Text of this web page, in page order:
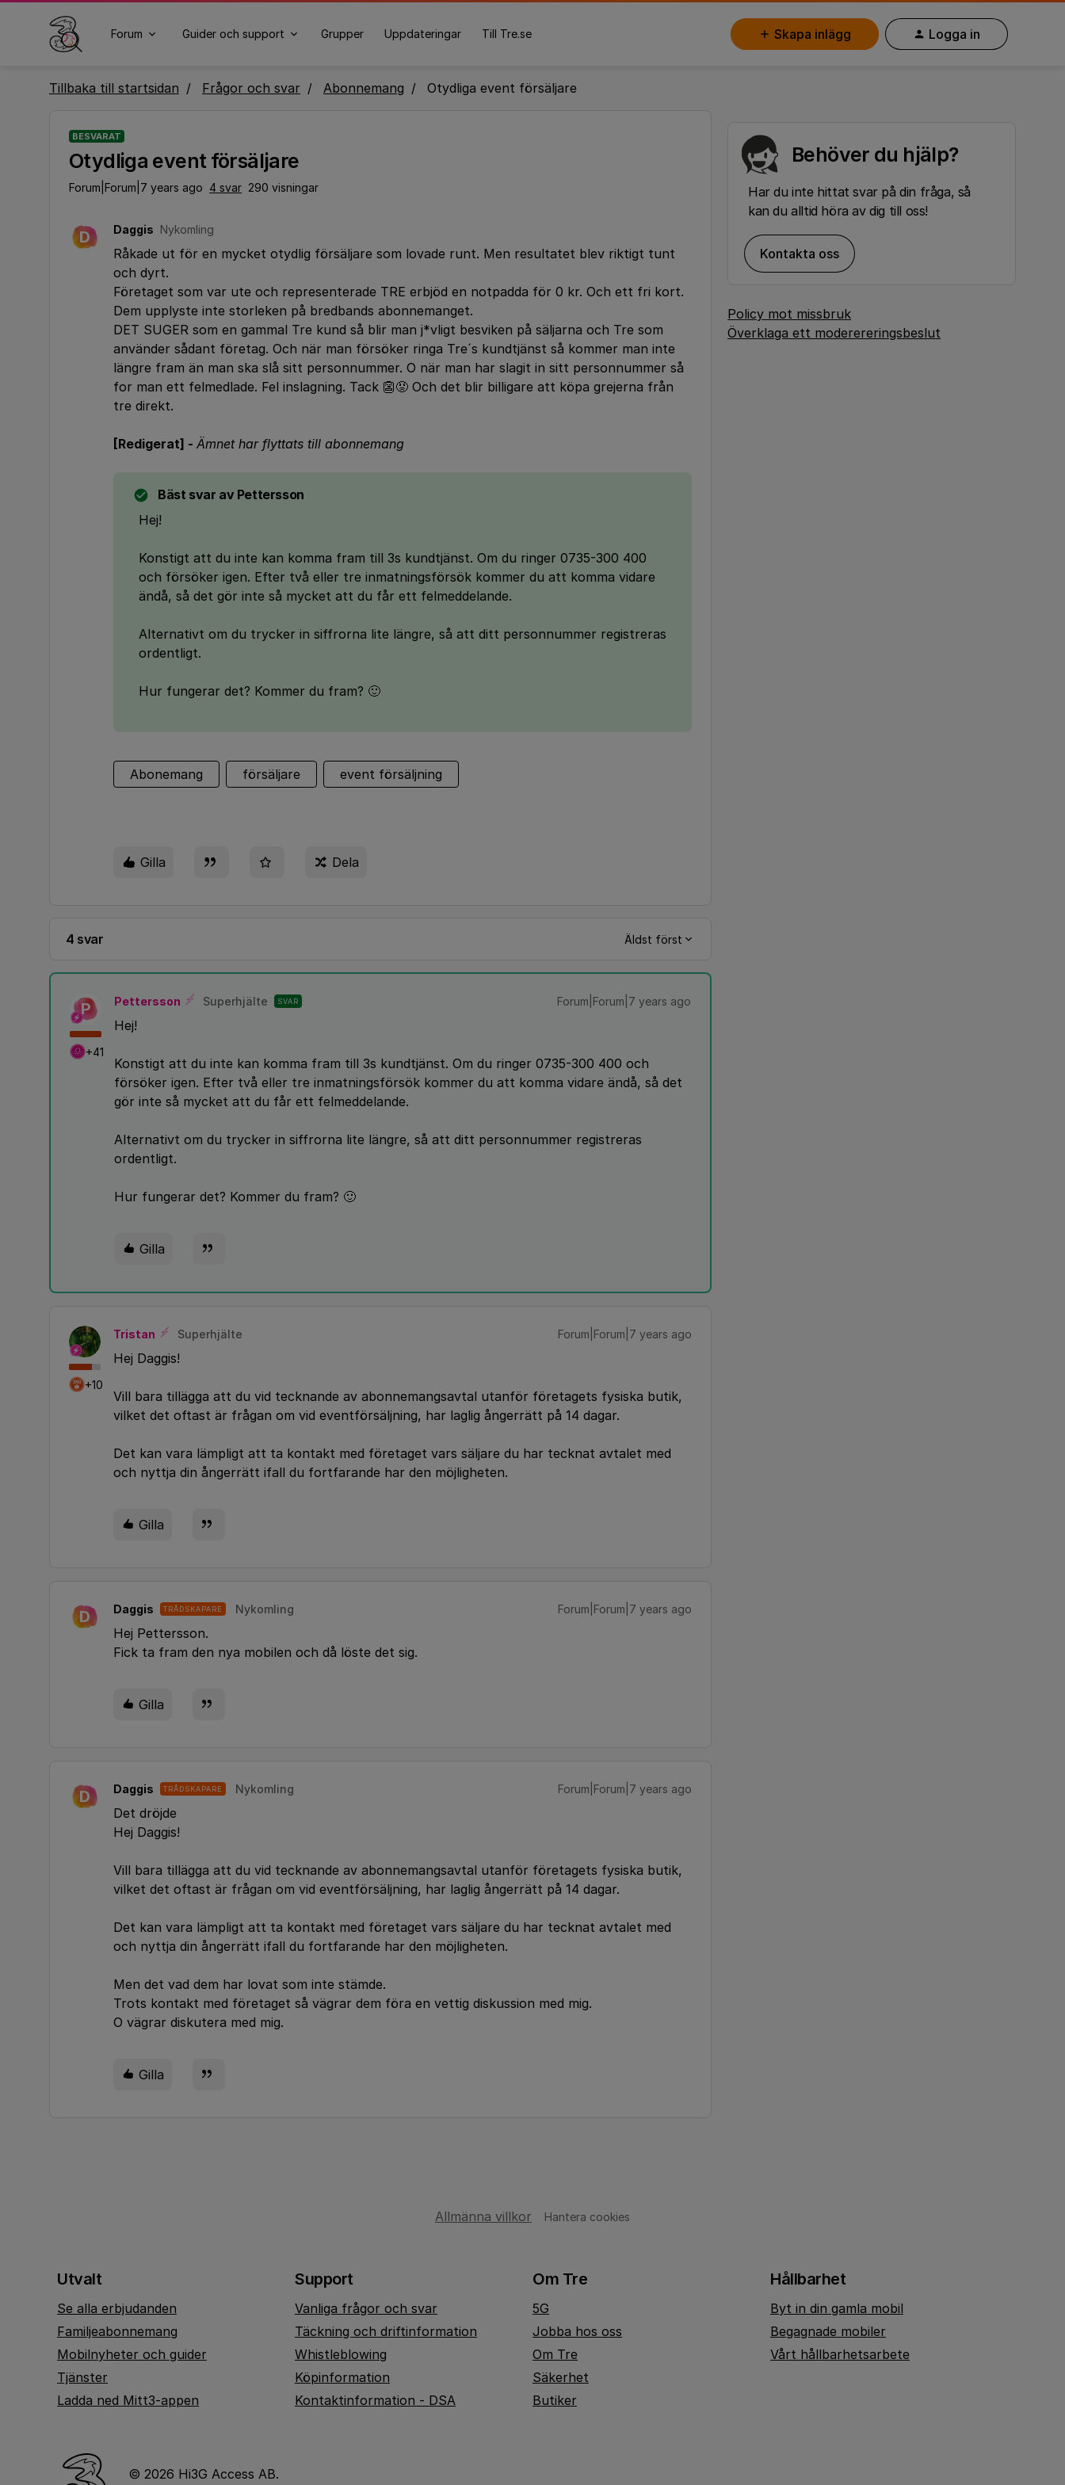
Forum Guider och support Grupper Uppdateringar Till Tre.se Skapa inlägg Logga in
Tillbaka till startsidan Frågor och svar Abonnemang Otydliga event försäljare
BESVARAT
Otydliga event försäljare
Forum|Forum|7 years ago 4 svar 290 visningar
D Daggis Nykomling
Råkade ut för en mycket otydlig försäljare som lovade runt. Men resultatet blev riktigt tunt
och dyrt.
Företaget som var ute och representerade TRE erbjöd en notpadda för 0 kr. Och ett fri kort.
Dem upplyste inte storleken på bredbands abonnemanget.
DET SUGER som en gammal Tre kund så blir man j*vligt besviken på säljarna och Tre som
använder sådant företag. Och när man försöker ringa Tre´s kundtjänst så kommer man inte
längre fram än man ska slå sitt personnummer. O när man har slagit in sitt personnummer så
for man ett felmedlade. Fel inslagning. Tack 👺😡 Och det blir billigare att köpa grejerna från
tre direkt.
[Redigerat] - Ämnet har flyttats till abonnemang
Bäst svar av Pettersson
Hej!
Konstigt att du inte kan komma fram till 3s kundtjänst. Om du ringer 0735-300 400
och försöker igen. Efter två eller tre inmatningsförsök kommer du att komma vidare
ändå, så det gör inte så mycket att du får ett felmeddelande.
Alternativt om du trycker in siffrorna lite längre, så att ditt personnummer registreras
ordentligt.
Hur fungerar det? Kommer du fram? 🙂
Abonemang försäljare event försäljning
Gilla Dela
4 svar Äldst först
P
+41
Pettersson Superhjälte SVAR Forum|Forum|7 years ago
Hej!
Konstigt att du inte kan komma fram till 3s kundtjänst. Om du ringer 0735-300 400 och
försöker igen. Efter två eller tre inmatningsförsök kommer du att komma vidare ändå, så det
gör inte så mycket att du får ett felmeddelande.
Alternativt om du trycker in siffrorna lite längre, så att ditt personnummer registreras
ordentligt.
Hur fungerar det? Kommer du fram? 🙂
Gilla
+10
Tristan Superhjälte Forum|Forum|7 years ago
Hej Daggis!
Vill bara tillägga att du vid tecknande av abonnemangsavtal utanför företagets fysiska butik,
vilket det oftast är frågan om vid eventförsäljning, har laglig ångerrätt på 14 dagar.
Det kan vara lämpligt att ta kontakt med företaget vars säljare du har tecknat avtalet med
och nyttja din ångerrätt ifall du fortfarande har den möjligheten.
Gilla
D Daggis TRÅDSKAPARE Nykomling Forum|Forum|7 years ago
Hej Pettersson.
Fick ta fram den nya mobilen och då löste det sig.
Gilla
D Daggis TRÅDSKAPARE Nykomling Forum|Forum|7 years ago
Det dröjde
Hej Daggis!
Vill bara tillägga att du vid tecknande av abonnemangsavtal utanför företagets fysiska butik,
vilket det oftast är frågan om vid eventförsäljning, har laglig ångerrätt på 14 dagar.
Det kan vara lämpligt att ta kontakt med företaget vars säljare du har tecknat avtalet med
och nyttja din ångerrätt ifall du fortfarande har den möjligheten.
Men det vad dem har lovat som inte stämde.
Trots kontakt med företaget så vägrar dem föra en vettig diskussion med mig.
O vägrar diskutera med mig.
Gilla
Behöver du hjälp?
Har du inte hittat svar på din fråga, så
kan du alltid höra av dig till oss!
Kontakta oss
Policy mot missbruk
Överklaga ett moderereringsbeslut
Allmänna villkor Hantera cookies
Utvalt
Se alla erbjudanden
Familjeabonnemang
Mobilnyheter och guider
Tjänster
Ladda ned Mitt3-appen
Support
Vanliga frågor och svar
Täckning och driftinformation
Whistleblowing
Köpinformation
Kontaktinformation - DSA
Om Tre
5G
Jobba hos oss
Om Tre
Säkerhet
Butiker
Hållbarhet
Byt in din gamla mobil
Begagnade mobiler
Vårt hållbarhetsarbete
© 2026 Hi3G Access AB.